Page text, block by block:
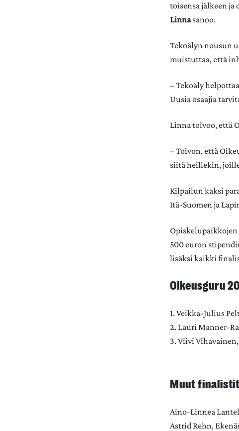
toisensa jälkeen
Linnasanoo.
Tekoälyn nousun
muistuttaa, että
– Tekoäly
Uusia osaajia
Linna toivoo, että
– Toivon, että
siitä heillekin,
Kilpailun kaksi
Itä-Suomen ja
500 euron
lisäksi kaikki
Oikeusguru
1. Veikka-Julius
2. Lauri Manner-
3. Viivi
Muut
Aino-Linnea
Astrid Rehn,